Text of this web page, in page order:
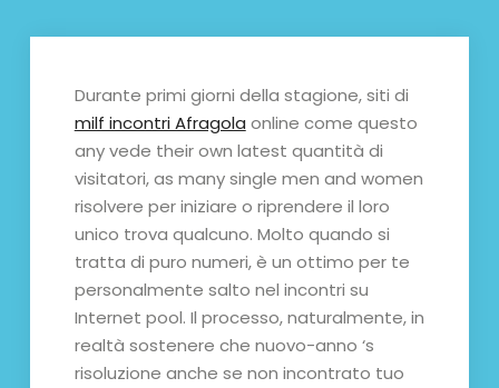
Durante primi giorni della stagione, siti di
milf incontri Afragola online come questo
any vede their own latest quantità di
visitatori, as many single men and women
risolvere per iniziare o riprendere il loro
unico trova qualcuno. Molto quando si
tratta di puro numeri, è un ottimo per te
personalmente salto nel incontri su
Internet pool. Il processo, naturalmente, in
realtà sostenere che nuovo-anno ‘s
risoluzione anche se non incontrato tuo